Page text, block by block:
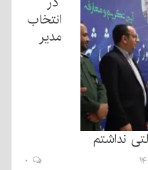
انتخاب
مدیر
نداشتم